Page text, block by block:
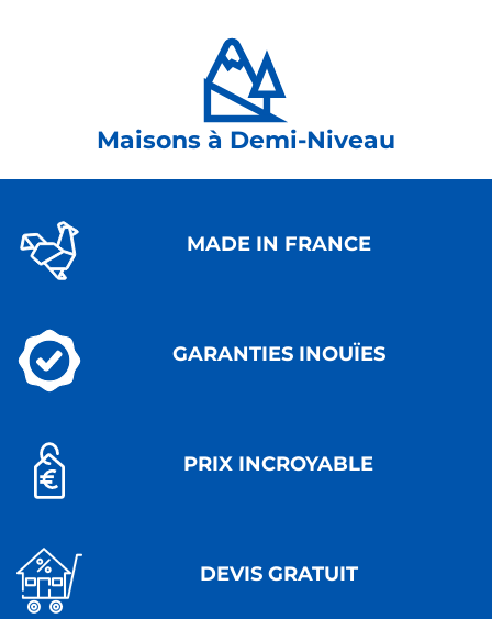
Maisons à Demi-Niveau
MADE IN FRANCE
GARANTIES INOUÏES
PRIX INCROYABLE
DEVIS GRATUIT